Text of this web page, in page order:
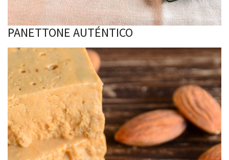
PANETTONE AUTÉNTICO